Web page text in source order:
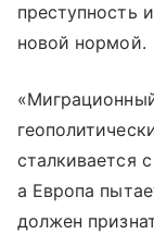
преступность
новой нормой.
сталкивается
а Европа
должен